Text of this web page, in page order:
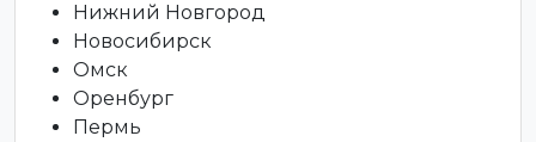
Нижний Новгород
Новосибирск
Омск
Оренбург
Пермь